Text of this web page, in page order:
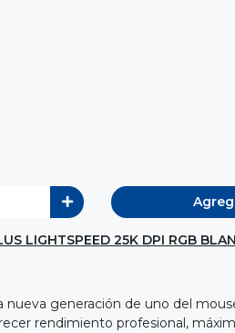
LIGHTSPEED 25K DPI RGB
nueva generación de uno del
rendimiento profesional,